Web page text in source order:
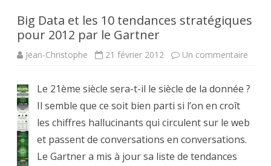
Big Data et les 10 tendances stratégiques
pour 2012 par le Gartner
Jean-Christophe 21 février 2012 Un commentaire
les
10
pour
2012
Le 21ème siècle sera-t-il le siècle de la donnée ?
Il semble que ce soit bien parti si l’on en croît
les chiffres hallucinants qui circulent sur le web
et passent de conversations en conversations.
Le Gartner a mis à jour sa liste de tendances